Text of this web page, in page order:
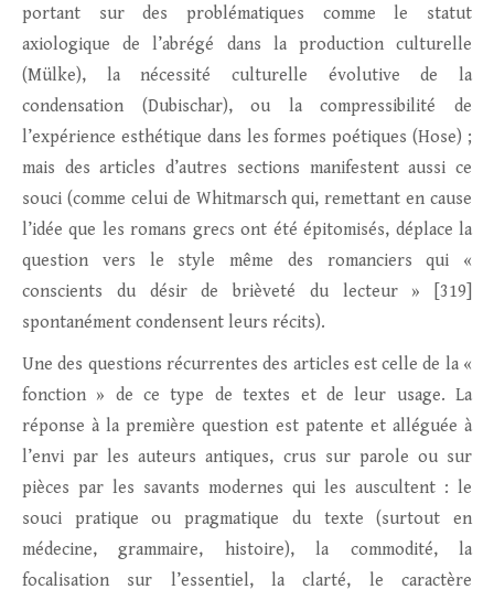
portant sur des problématiques comme le statut
axiologique de l’abrégé dans la production culturelle
(Mülke), la nécessité culturelle évolutive de la
condensation (Dubischar), ou la compressibilité de
l’expérience esthétique dans les formes poétiques (Hose) ;
mais des articles d’autres sections manifestent aussi ce
souci (comme celui de Whitmarsch qui, remettant en cause
l’idée que les romans grecs ont été épitomisés, déplace la
question vers le style même des romanciers qui «
conscients du désir de brièveté du lecteur » [319]
spontanément condensent leurs récits).
Une des questions récurrentes des articles est celle de la «
fonction » de ce type de textes et de leur usage. La
réponse à la première question est patente et alléguée à
l’envi par les auteurs antiques, crus sur parole ou sur
pièces par les savants modernes qui les auscultent : le
souci pratique ou pragmatique du texte (surtout en
médecine, grammaire, histoire), la commodité, la
focalisation sur l’essentiel, la clarté, le caractère